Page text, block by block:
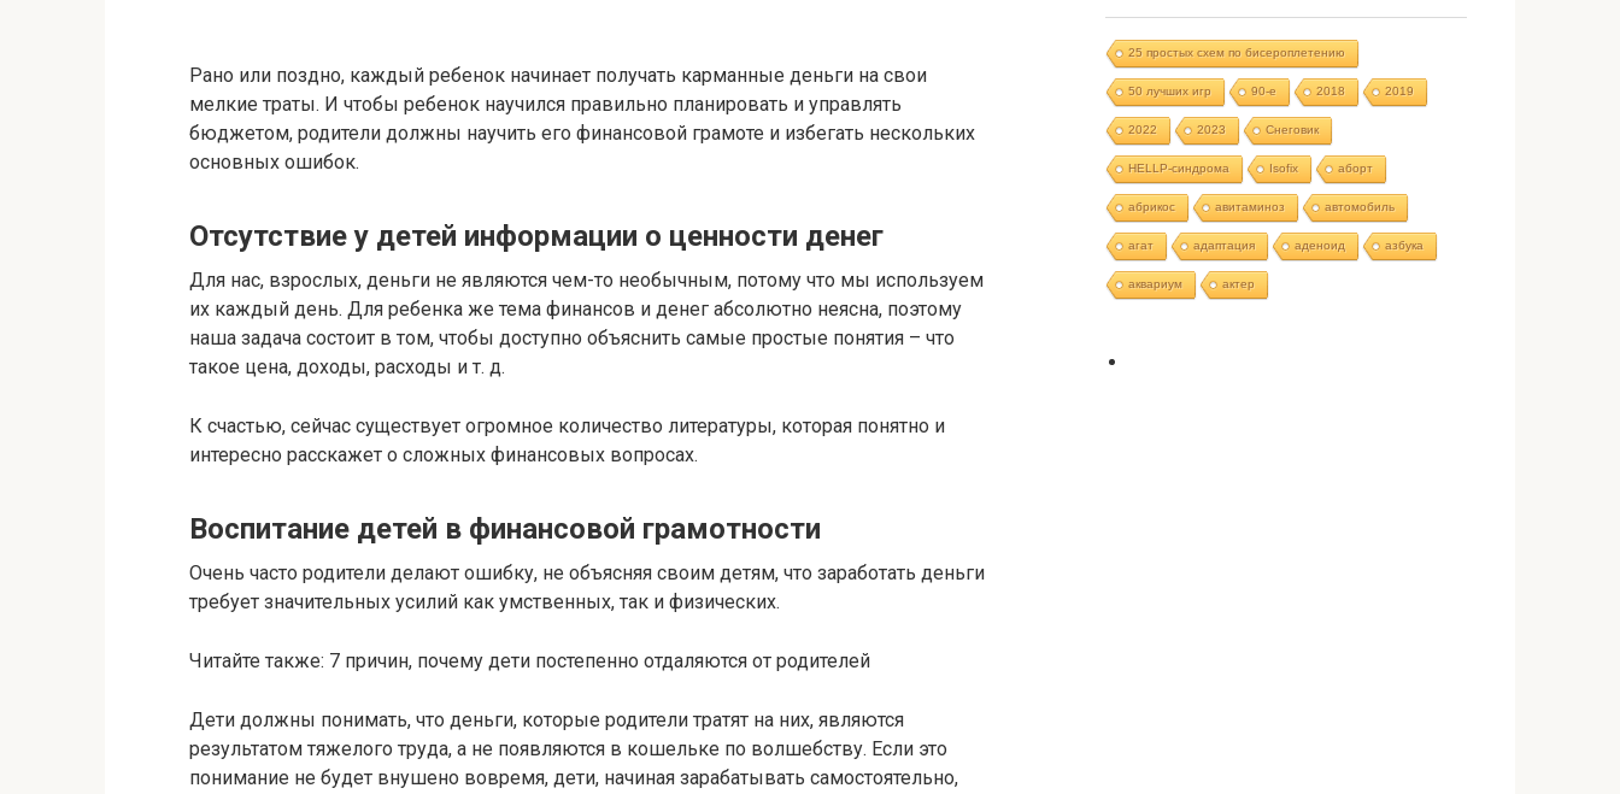
Рано или поздно, каждый ребенок начинает получать карманные деньги на свои
мелкие траты. И чтобы ребенок научился правильно планировать и управлять
бюджетом, родители должны научить его финансовой грамоте и избегать нескольких
основных ошибок.
Отсутствие у детей информации о ценности денег
Для нас, взрослых, деньги не являются чем-то необычным, потому что мы используем
их каждый день. Для ребенка же тема финансов и денег абсолютно неясна, поэтому
наша задача состоит в том, чтобы доступно объяснить самые простые понятия – что
такое цена, доходы, расходы и т. д.
К счастью, сейчас существует огромное количество литературы, которая понятно и
интересно расскажет о сложных финансовых вопросах.
Воспитание детей в финансовой грамотности
Очень часто родители делают ошибку, не объясняя своим детям, что заработать деньги
требует значительных усилий как умственных, так и физических.
Читайте также: 7 причин, почему дети постепенно отдаляются от родителей
Дети должны понимать, что деньги, которые родители тратят на них, являются
результатом тяжелого труда, а не появляются в кошельке по волшебству. Если это
понимание не будет внушено вовремя, дети, начиная зарабатывать самостоятельно,
25 простых схем по бисероплетению
50 лучших игр 90-е 2018 2019
2022 2023 Cнеговик
HELLP-синдрома Isofix аборт
абрикос авитаминоз автомобиль
агат адаптация аденоид азбука
аквариум актер